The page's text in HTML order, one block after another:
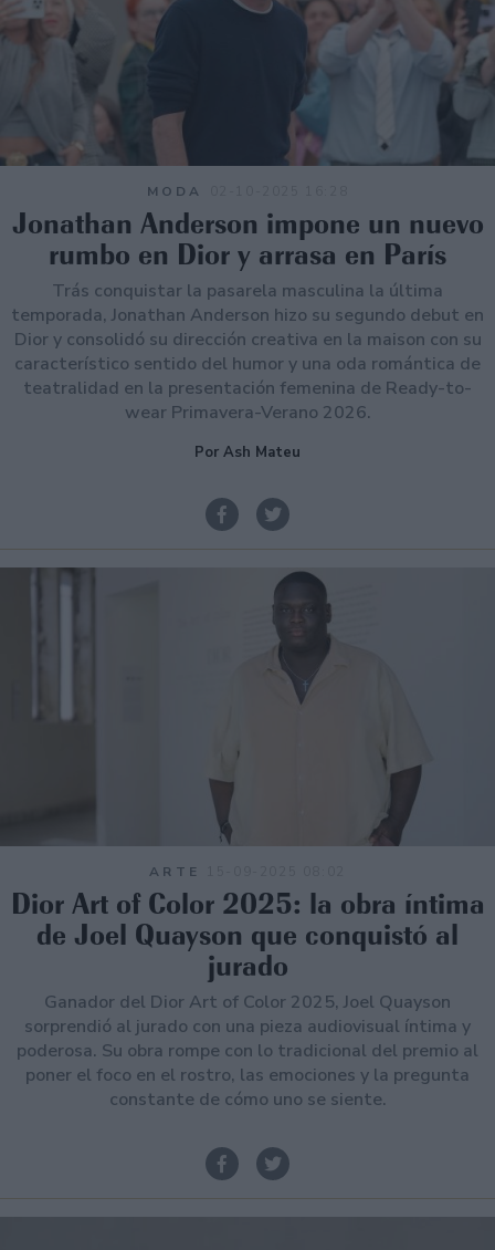
MODA
Jonathan Anderson impone un nuevo
rumbo en Dior y arrasa en París
Trás conquistar la pasarela masculina la última
temporada, Jonathan Anderson hizo su segundo debut en
Dior y consolidó su dirección creativa en la maison con su
característico sentido del humor y una oda romántica de
teatralidad en la presentación femenina de Ready-to-
wear Primavera-Verano 2026.
Por Ash Mateu
ARTE
Dior Art of Color 2025: la obra íntima
de Joel Quayson que conquistó al
jurado
Ganador del Dior Art of Color 2025, Joel Quayson
sorprendió al jurado con una pieza audiovisual íntima y
poderosa. Su obra rompe con lo tradicional del premio al
poner el foco en el rostro, las emociones y la pregunta
constante de cómo uno se siente.